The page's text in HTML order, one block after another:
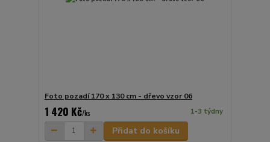
Foto pozadí 170 x 130 cm - dřevo vzor 06
1 420 Kč/ks 1-3 týdny
Přidat do košíku